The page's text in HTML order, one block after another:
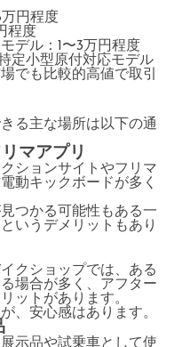
円程度
程度
デル：1〜3万円程度
定小型原付対応モデル
でも比較的高値で取引
る主な場所は以下の通
マアプリ
ションサイトやフリマ
動キックボードが多く
つかる可能性もある一
いうデメリットもあり
クショップでは、ある
場合が多く、アフター
ットがあります。
、安心感はあります。
示品や試乗車として使